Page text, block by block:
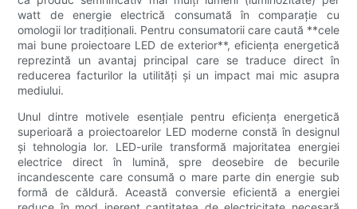
watt de energie electrică consumată în comparație cu
omologii lor tradiționali. Pentru consumatorii care caută **cele
mai bune proiectoare LED de exterior**, eficiența energetică
reprezintă un avantaj principal care se traduce direct în
reducerea facturilor la utilități și un impact mai mic asupra
mediului.
Unul dintre motivele esențiale pentru eficiența energetică
superioară a proiectoarelor LED moderne constă în designul
și tehnologia lor. LED-urile transformă majoritatea energiei
electrice direct în lumină, spre deosebire de becurile
incandescente care consumă o mare parte din energie sub
formă de căldură. Această conversie eficientă a energiei